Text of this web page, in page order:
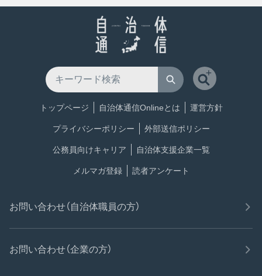
トップページ 自治体通信Onlineとは 運営方針
プライバシーポリシー 外部送信ポリシー
公務員向けキャリア 自治体支援企業一覧
メルマガ登録 読者アンケート
お問い合わせ（自治体職員の方）
お問い合わせ（企業の方）